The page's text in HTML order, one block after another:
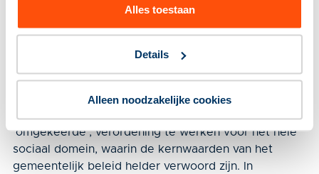
Alles toestaan
Details
Alleen noodzakelijke cookies
Wat wethouder Van Dongen haar collega-
bestuurders nog graag wil meegeven: integraliteit
komt beter uit de verf als er ook flink geschrapt
‘omge­keerde’, verordening te werken voor het hele
sociaal domein, waarin de kern­waarden van het
gemeentelijk beleid helder verwoord zijn. In